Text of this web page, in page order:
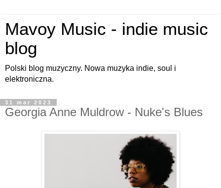
Mavoy Music - indie music
blog
Polski blog muzyczny. Nowa muzyka indie, soul i
elektroniczna.
31 mar 2023
Georgia Anne Muldrow - Nuke's Blues